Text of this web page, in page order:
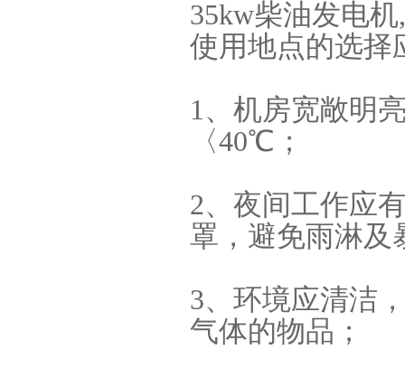
35kw柴油发电
使用地点的选择
1、机房宽敞明
〈40℃；
2、夜间工作应
罩，避免雨淋及
3、环境应清洁
气体的物品；